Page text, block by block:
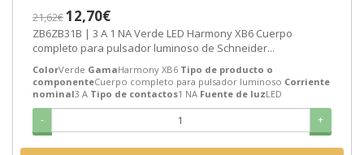
21,62€12,70€
ZB6ZB31B | 3 A 1 NA Verde LED Harmony XB6 Cuerpo
completo para pulsador luminoso de Schneider...
ColorVerde GamaHarmony XB6 Tipo de producto o
componenteCuerpo completo para pulsador luminoso Corriente
nominal3 A Tipo de contactos1 NA Fuente de luzLED
- +